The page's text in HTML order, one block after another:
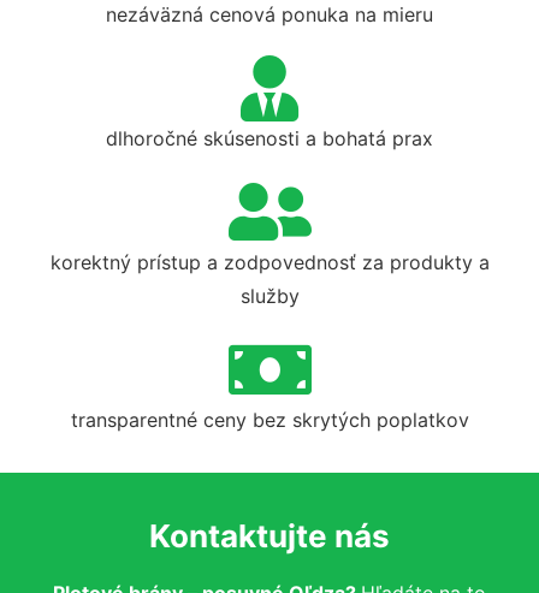
nezáväzná cenová ponuka na mieru
dlhoročné skúsenosti a bohatá prax
korektný prístup a zodpovednosť za produkty a
služby
transparentné ceny bez skrytých poplatkov
Kontaktujte nás